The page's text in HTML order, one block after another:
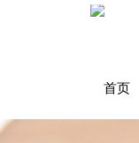
首页